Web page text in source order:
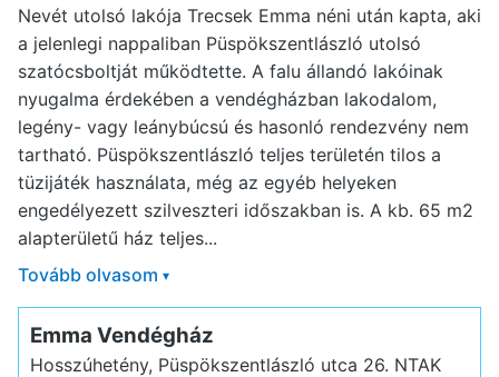
Nevét utolsó lakója Trecsek Emma néni után kapta, aki
a jelenlegi nappaliban Püspökszentlászló utolsó
szatócsboltját működtette. A falu állandó lakóinak
nyugalma érdekében a vendégházban lakodalom,
legény- vagy leánybúcsú és hasonló rendezvény nem
tartható. Püspökszentlászló teljes területén tilos a
tüzijáték használata, még az egyéb helyeken
engedélyezett szilveszteri időszakban is. A kb. 65 m2
alapterületű ház teljes...
Tovább olvasom ▾
Emma Vendégház
Hosszúhetény, Püspökszentlászló utca 26. NTAK